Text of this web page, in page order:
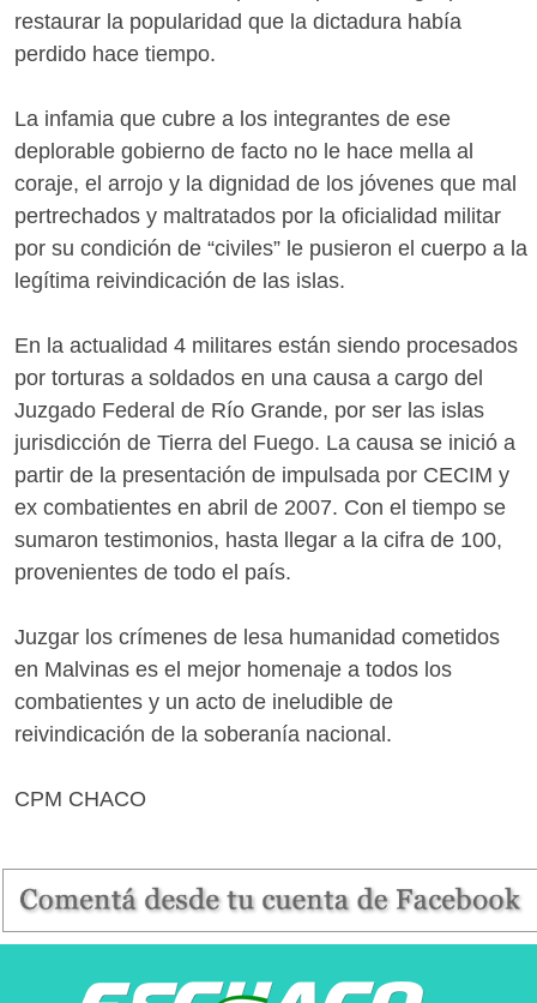
restaurar la popularidad que la dictadura había
perdido hace tiempo.
La infamia que cubre a los integrantes de ese
deplorable gobierno de facto no le hace mella al
coraje, el arrojo y la dignidad de los jóvenes que mal
pertrechados y maltratados por la oficialidad militar
por su condición de “civiles” le pusieron el cuerpo a la
legítima reivindicación de las islas.
En la actualidad 4 militares están siendo procesados
por torturas a soldados en una causa a cargo del
Juzgado Federal de Río Grande, por ser las islas
jurisdicción de Tierra del Fuego. La causa se inició a
partir de la presentación de impulsada por CECIM y
ex combatientes en abril de 2007. Con el tiempo se
sumaron testimonios, hasta llegar a la cifra de 100,
provenientes de todo el país.
Juzgar los crímenes de lesa humanidad cometidos
en Malvinas es el mejor homenaje a todos los
combatientes y un acto de ineludible de
reivindicación de la soberanía nacional.
CPM CHACO